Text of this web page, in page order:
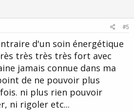
e
#5
d'un soin énergétique
très très très fort avec
jamais connue dans ma
de ne pouvoir plus
ni plus rien pouvoir
ni rigoler etc...